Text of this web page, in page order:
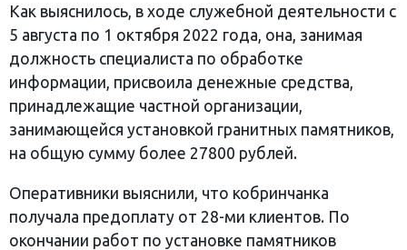
Как выяснилось, в ходе служебной деятельности с
5 августа по 1 октября 2022 года, она, занимая
должность специалиста по обработке
информации, присвоила денежные средства,
принадлежащие частной организации,
занимающейся установкой гранитных памятников,
на общую сумму более 27800 рублей.
Оперативники выяснили, что кобринчанка
получала предоплату от 28-ми клиентов. По
окончании работ по установке памятников